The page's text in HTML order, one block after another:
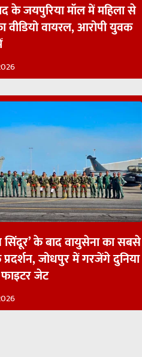
के जयपुरिया मॉल में महिला से
वीडियो वायरल, आरोपी युवक
के बाद वायुसेना का सबसे
प्रदर्शन, जोधपुर में गरजेंगे दुनिया
जेट